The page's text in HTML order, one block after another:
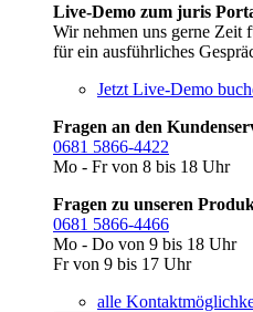
Live-Demo zum juris
Wir nehmen uns gerne Zeit
für ein ausführliches
Jetzt Live-Demo
Fragen an den
0681 5866-4422
Mo - Fr von 8 bis 18 Uhr
Fragen zu unseren
0681 5866-4466
Mo - Do von 9 bis 18 Uhr
Fr von 9 bis 17 Uhr
alle